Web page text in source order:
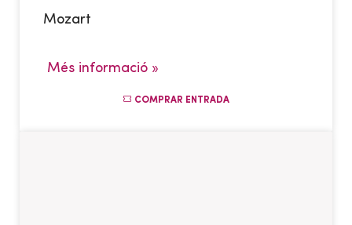
Mozart
Més informació »
COMPRAR ENTRADA